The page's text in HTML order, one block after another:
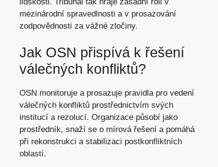
mezinárodní spravedlnosti a v prosazování
zodpovědnosti za vážné zločiny.
Jak OSN přispívá k řešení
válečných konfliktů?
OSN monitoruje a prosazuje pravidla pro vedení
válečných konfliktů prostřednictvím svých
institucí a rezolucí. Organizace působí jako
prostředník, snaží se o mírová řešení a pomáhá
při rekonstrukci a stabilizaci postkonfliktních
oblastí.